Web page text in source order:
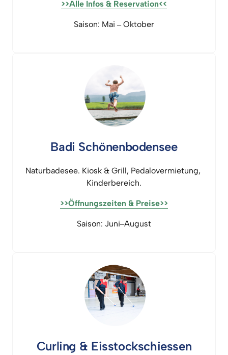
>>Alle Infos & Reservation<<
Saison: Mai ‒ Oktober
Badi Schönenbodensee
Naturbadesee. Kiosk & Grill,
Kinderbereich.
>>Öffnungszeiten & Preise>>
Saison: Juni‒August
Curling & Eisstockschiessen